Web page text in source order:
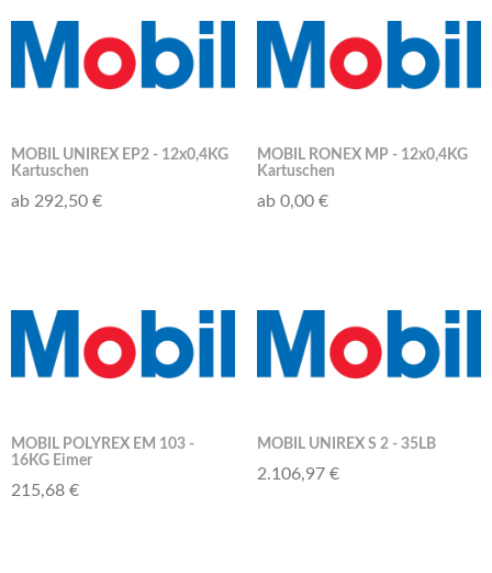
MOBIL UNIREX EP2 - 12x0,4KG
Kartuschen
ab 292,50 €
MOBIL RONEX MP - 12x0,4KG
Kartuschen
ab 0,00 €
MOBIL POLYREX EM 103 -
16KG Eimer
215,68 €
MOBIL UNIREX S 2 - 35LB
2.106,97 €